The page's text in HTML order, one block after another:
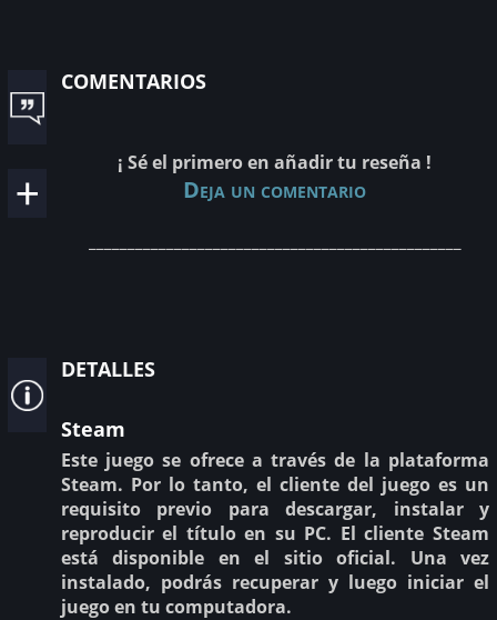
comentarios
¡ Sé el primero en añadir tu reseña !
Deja un comentario
detalles
Steam
Este juego se ofrece a través de la plataforma
Steam. Por lo tanto, el cliente del juego es un
requisito previo para descargar, instalar y
reproducir el título en su PC. El cliente Steam
está disponible en el sitio oficial. Una vez
instalado, podrás recuperar y luego iniciar el
juego en tu computadora.